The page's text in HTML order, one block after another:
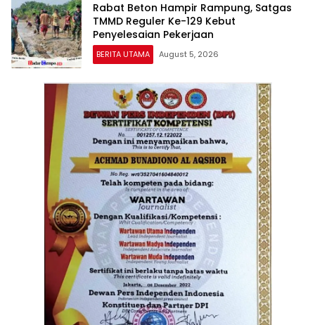
Rabat Beton Hampir Rampung, Satgas
TMMD Reguler Ke-129 Kebut
Penyelesaian Pekerjaan
BERITA UTAMA August 5, 2026